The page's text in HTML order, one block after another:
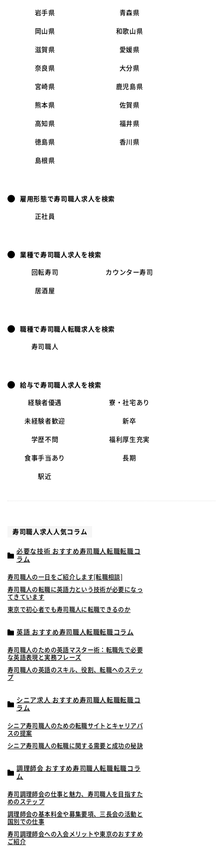
岩手県 青森県
岡山県 和歌山県
滋賀県 愛媛県
奈良県 大分県
宮崎県 鹿児島県
熊本県 佐賀県
高知県 福井県
徳島県 香川県
島根県
雇用形態で寿司職人求人を検索
正社員
業種で寿司職人求人を検索
回転寿司 カウンター寿司
居酒屋
職種で寿司職人転職求人を検索
寿司職人
給与で寿司職人求人を検索
経験者優遇 寮・社宅あり
未経験者歓迎 新卒
学歴不問 福利厚生充実
食事手当あり 長期
駅近
寿司職人求人人気コラム
必要な技術 おすすめ寿司職人転職転職コ
ラム
寿司職人の一日をご紹介します[転職相談]
寿司職人の転職に英語力という技術が必要になっ
てきています
東京で初心者でも寿司職人に転職できるのか
英語 おすすめ寿司職人転職転職コラム
寿司職人のための英語マスター術：転職先で必要
な英語表現と実務フレーズ
寿司職人の英語のスキル、役割、転職へのステッ
プ
シニア求人 おすすめ寿司職人転職転職コ
ラム
シニア寿司職人のための転職サイトとキャリアパ
スの提案
シニア寿司職人の転職に関する需要と成功の秘訣
調理師会 おすすめ寿司職人転職転職コラ
ム
寿司調理師会の仕事と魅力、寿司職人を目指すた
めのステップ
調理師会の基本料金や募集要項、三長会の活動と
国別での仕事
寿司調理師会への入会メリットや東京のおすすめ
ご紹介